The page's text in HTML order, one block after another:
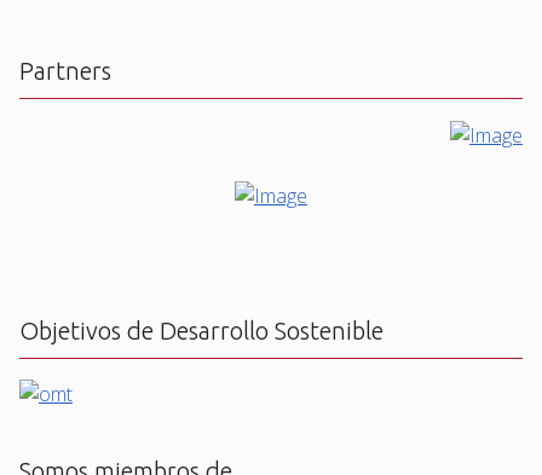
Partners
Objetivos de Desarrollo Sostenible